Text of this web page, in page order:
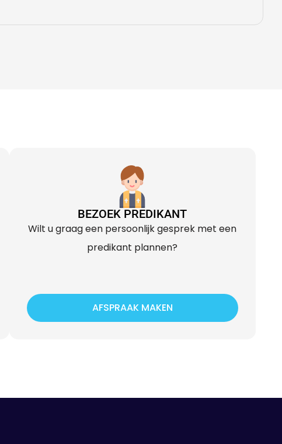
BEZOEK PREDIKANT
Wilt u graag een persoonlijk gesprek met een
predikant plannen?
AFSPRAAK MAKEN